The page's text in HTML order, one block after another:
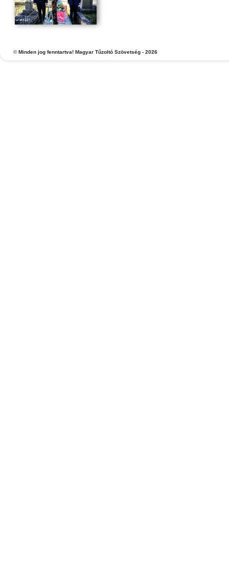
©Minden jog fenntartva! Magyar Tűzoltó Szövetség - 2026